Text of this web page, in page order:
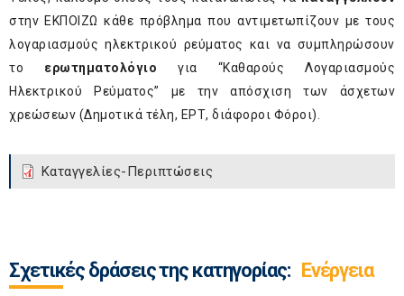
στην ΕΚΠΟΙΖΩ κάθε πρόβλημα που αντιμετωπίζουν με τους
λογαριασμούς ηλεκτρικού ρεύματος και να συμπληρώσουν
το ερωτηματολόγιο
για “Καθαρούς Λογαριασμούς
Ηλεκτρικού Ρεύματος” με την απόσχιση των άσχετων
χρεώσεων (Δημοτικά τέλη, ΕΡΤ, διάφοροι Φόροι).
Καταγγελίες-Περιπτώσεις
Σχετικές δράσεις της κατηγορίας: Ενέργεια